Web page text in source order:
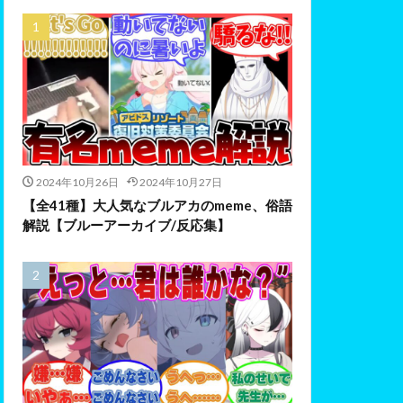
2024年10月26日 2024年10月27日
【全41種】大人気なブルアカのmeme、俗語
解説【ブルーアーカイブ/反応集】